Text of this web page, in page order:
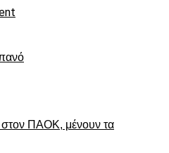
στον ΠΑΟΚ, μένουν τα